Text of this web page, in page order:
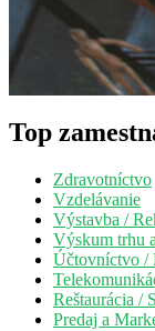
Top
Zdravotníctvo
Vzdelávanie
Výstavba /
Výskum trhu
Účtovníctvo /
Reštaurácia /
Predaj a